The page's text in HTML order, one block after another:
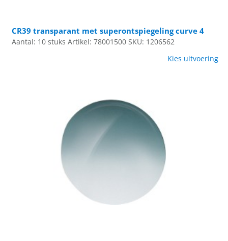
CR39 transparant met superontspiegeling curve 4
Aantal: 10 stuks Artikel: 78001500 SKU: 1206562
Kies uitvoering